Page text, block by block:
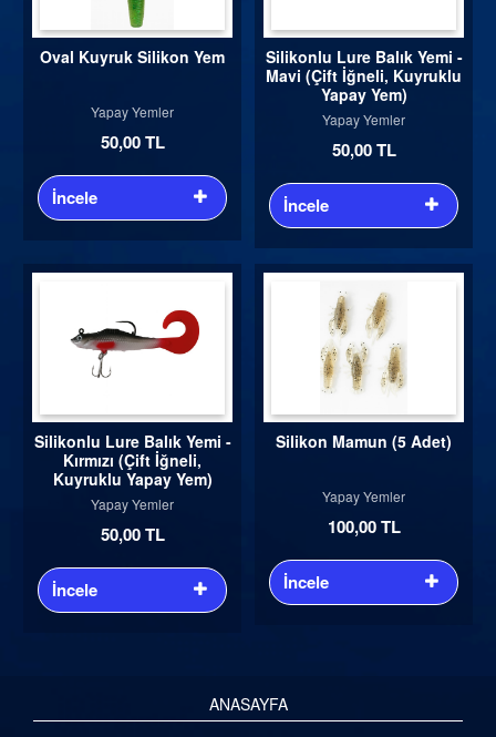
Oval Kuyruk Silikon Yem
Yapay Yemler
50,00 TL
İncele
Silikonlu Lure Balık Yemi -
Mavi (Çift İğneli, Kuyruklu
Yapay Yem)
Yapay Yemler
50,00 TL
İncele
Silikonlu Lure Balık Yemi -
Kırmızı (Çift İğneli,
Kuyruklu Yapay Yem)
Yapay Yemler
50,00 TL
İncele
Silikon Mamun (5 Adet)
Yapay Yemler
100,00 TL
İncele
ANASAYFA